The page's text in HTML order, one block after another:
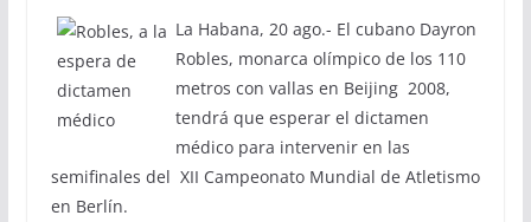
La Habana, 20 ago.- El cubano Dayron
Robles, monarca olímpico de los 110
metros con vallas en Beijing 2008,
tendrá que esperar el dictamen
médico para intervenir en las
semifinales del XII Campeonato Mundial de Atletismo
en Berlín.